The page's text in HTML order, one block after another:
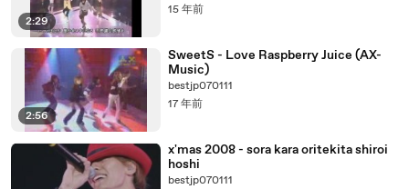
2:29
15 年前
2:56
SweetS - Love Raspberry Juice (AX-
Music)
bestjp070111
17 年前
x'mas 2008 - sora kara oritekita shiroi
hoshi
bestjp070111